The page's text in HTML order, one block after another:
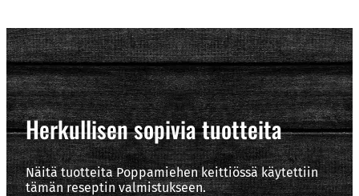
Herkullisen sopivia tuotteita
Näitä tuotteita Poppamiehen keittiössä käytettiin
tämän reseptin valmistukseen.